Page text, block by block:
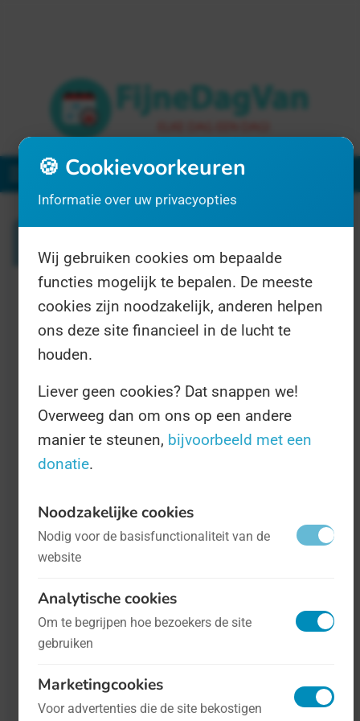
Menu
Geen geldige zoekwoorden gevonden. Geef
hier een nieuwe zoekopdracht op:
🍪 Cookievoorkeuren
Informatie over uw privacyopties
Wij gebruiken cookies om bepaalde
functies mogelijk te bepalen. De meeste
cookies zijn noodzakelijk, anderen helpen
ons deze site financieel in de lucht te
houden.
Liever geen cookies? Dat snappen we!
Overweeg dan om ons op een andere
manier te steunen, bijvoorbeeld met een
donatie.
Noodzakelijke cookies
Nodig voor de basisfunctionaliteit van de
website
Analytische cookies
Om te begrijpen hoe bezoekers de site
gebruiken
Marketingcookies
Voor advertenties die de site bekostigen